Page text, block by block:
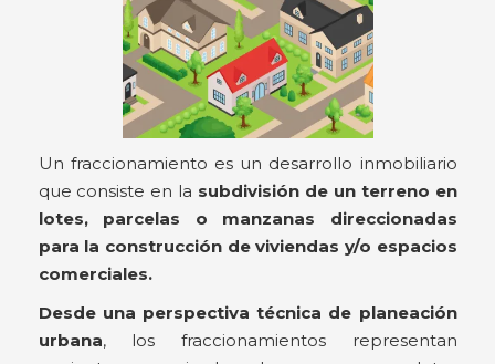
Un fraccionamiento es un desarrollo inmobiliario
que consiste en la subdivisión de un terreno en
lotes, parcelas o manzanas direccionadas
para la construcción de viviendas y/o espacios
comerciales.
Desde una perspectiva técnica de planeación
urbana, los fraccionamientos representan